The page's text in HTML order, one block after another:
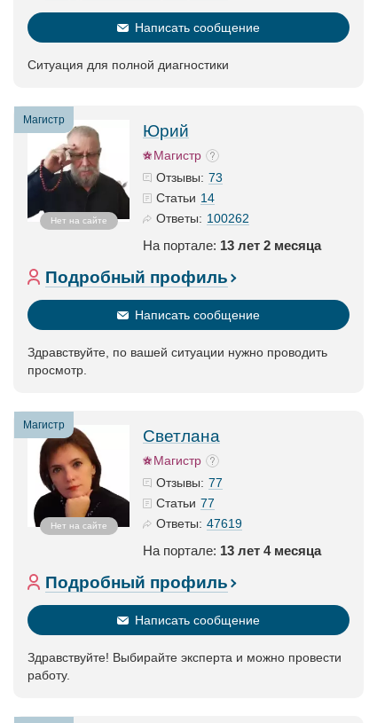
Написать сообщение
Ситуация для полной диагностики
Магистр
Нет на сайте
Юрий
Магистр
Отзывы: 73
Статьи 14
Ответы: 100262
На портале: 13 лет 2 месяца
Подробный профиль
Написать сообщение
Здравствуйте, по вашей ситуации нужно проводить
просмотр.
Магистр
Нет на сайте
Светлана
Магистр
Отзывы: 77
Статьи 77
Ответы: 47619
На портале: 13 лет 4 месяца
Подробный профиль
Написать сообщение
Здравствуйте! Выбирайте эксперта и можно провести
работу.